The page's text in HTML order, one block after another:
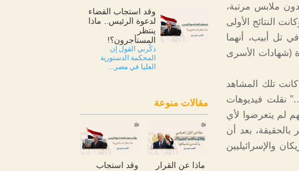
وقد استجاب القضاء
لدعوة الرئيس.. ماذا
ينتظر
المستأجرون؟!
ذكّرني القول إن
المحكمة الدستورية
العليا في مصر...
مقالات منوعة
ماذا عن القرار
وقد استجاب
ملابس مرتبة،
النتائج الأولى
تل أبيب، أنهما
(شهادات الأسرى
تلك المشاهد
الإسرائيلية “هآرتس والقناة 13 وغيرها…” نقلت فيديوهات
لم يتعرضوا لأي
بالحقيقة، بعد أن
والإسرائيليين